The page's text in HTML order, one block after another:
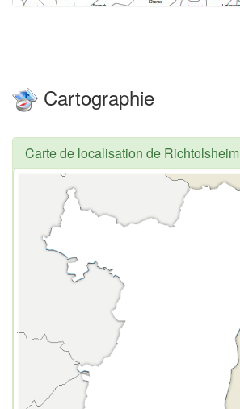
Cartographie
Carte de localisation de Richtolsheim